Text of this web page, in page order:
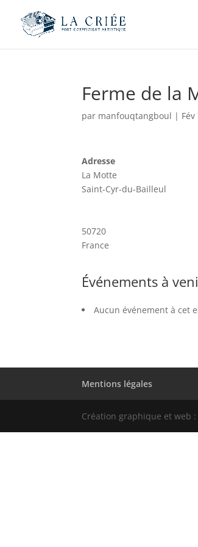
Ferme de la
par manfouqtangboul |
Adresse
La Motte
Saint-Cyr-du-Bailleul
50720
France
Événements à
Aucun événement à cet
Mentions légales
Création graphique et web :